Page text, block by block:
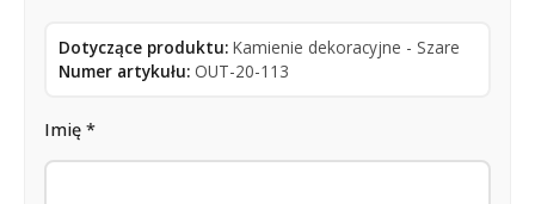
Dotyczące produktu: Kamienie dekoracyjne - Szare
Numer artykułu: OUT-20-113
Imię *